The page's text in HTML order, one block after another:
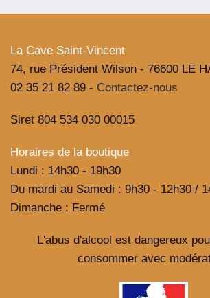
La Cave Saint-Vincent
74, rue Président Wilson - 76600 LE
02 35 21 82 89 - Contactez-nous
Siret 804 534 030 00015
Horaires de la boutique
Lundi : 14h30 - 19h30
Du mardi au Samedi : 9h30 - 12h30 /
Dimanche : Fermé
L'abus d'alcool est dangereux
consommer avec